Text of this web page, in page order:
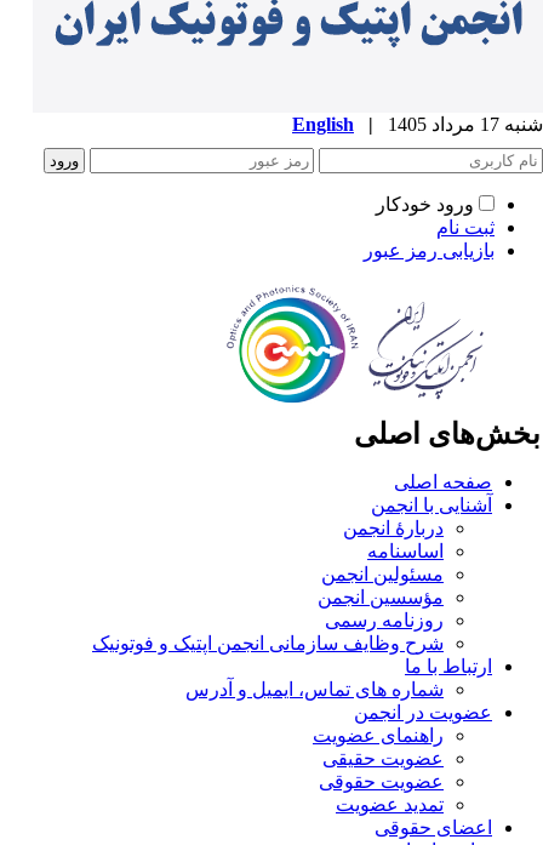
مرداد 1405 |
English
ورود خودکار
ثبت نام
بازیابی رمز عبور
اصلی
صفحه اصلی
آشنایی با انجمن
دربارۀ انجمن
اساسنامه
مسئولین انجمن
مؤسسین انجمن
روزنامه رسمی
شرح وظایف سازمانی انجمن اپتیک و فوتونیک
ارتباط با ما
شماره های تماس، ایمیل و آدرس
عضویت در انجمن
راهنمای عضویت
عضویت حقیقی
عضویت حقوقی
تمدید عضویت
اعضای حقوقی